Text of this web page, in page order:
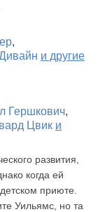
,
и другие
Гершкович,
Цвик и
развития,
когда ей
приюте.
Уильямс, но та